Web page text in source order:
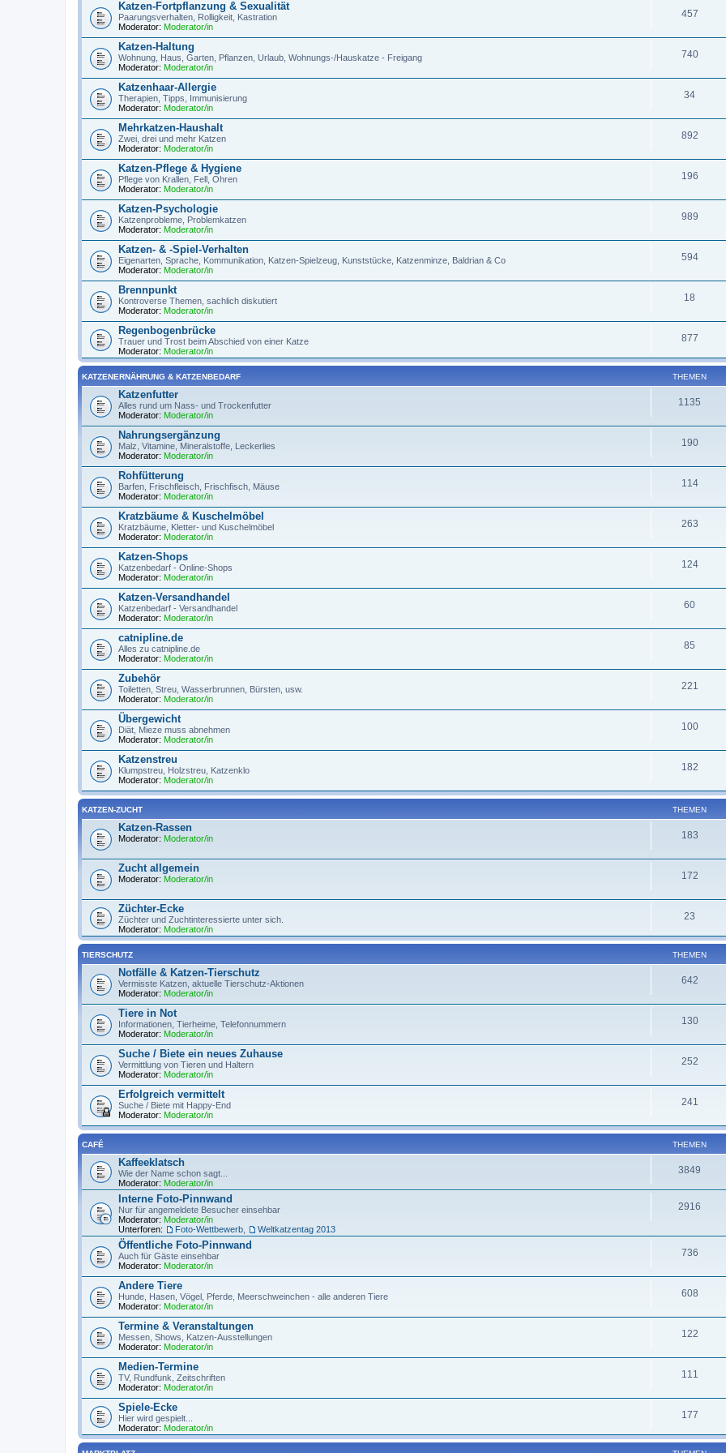
Katzen-Fortpflanzung & Sexualität
Paarungsverhalten, Rolligkeit, Kastration
Moderator: Moderator/in
457
Katzen-Haltung
Wohnung, Haus, Garten, Pflanzen, Urlaub, Wohnungs-/Hauskatze - Freigang
Moderator: Moderator/in
740
Katzenhaar-Allergie
Therapien, Tipps, Immunisierung
Moderator: Moderator/in
34
Mehrkatzen-Haushalt
Zwei, drei und mehr Katzen
Moderator: Moderator/in
892
Katzen-Pflege & Hygiene
Pflege von Krallen, Fell, Ohren
Moderator: Moderator/in
196
Katzen-Psychologie
Katzenprobleme, Problemkatzen
Moderator: Moderator/in
989
Katzen- & -Spiel-Verhalten
Eigenarten, Sprache, Kommunikation, Katzen-Spielzeug, Kunststücke, Katzenminze, Baldrian & Co
Moderator: Moderator/in
594
Brennpunkt
Kontroverse Themen, sachlich diskutiert
Moderator: Moderator/in
18
Regenbogenbrücke
Trauer und Trost beim Abschied von einer Katze
Moderator: Moderator/in
877
KATZENERNÄHRUNG & KATZENBEDARF THEMEN
Katzenfutter
Alles rund um Nass- und Trockenfutter
Moderator: Moderator/in
1135
Nahrungsergänzung
Malz, Vitamine, Mineralstoffe, Leckerlies
Moderator: Moderator/in
190
Rohfütterung
Barfen, Frischfleisch, Frischfisch, Mäuse
Moderator: Moderator/in
114
Kratzbäume & Kuschelmöbel
Kratzbäume, Kletter- und Kuschelmöbel
Moderator: Moderator/in
263
Katzen-Shops
Katzenbedarf - Online-Shops
Moderator: Moderator/in
124
Katzen-Versandhandel
Katzenbedarf - Versandhandel
Moderator: Moderator/in
60
catnipline.de
Alles zu catnipline.de
Moderator: Moderator/in
85
Zubehör
Toiletten, Streu, Wasserbrunnen, Bürsten, usw.
Moderator: Moderator/in
221
Übergewicht
Diät, Mieze muss abnehmen
Moderator: Moderator/in
100
Katzenstreu
Klumpstreu, Holzstreu, Katzenklo
Moderator: Moderator/in
182
KATZEN-ZUCHT THEMEN
Katzen-Rassen
Moderator: Moderator/in 183
Zucht allgemein
Moderator: Moderator/in 172
Züchter-Ecke
Züchter und Zuchtinteressierte unter sich.
Moderator: Moderator/in
23
TIERSCHUTZ THEMEN
Notfälle & Katzen-Tierschutz
Vermisste Katzen, aktuelle Tierschutz-Aktionen
Moderator: Moderator/in
642
Tiere in Not
Informationen, Tierheime, Telefonnummern
Moderator: Moderator/in
130
Suche / Biete ein neues Zuhause
Vermittlung von Tieren und Haltern
Moderator: Moderator/in
252
Erfolgreich vermittelt
Suche / Biete mit Happy-End
Moderator: Moderator/in
241
CAFÉ THEMEN
Kaffeeklatsch
Wie der Name schon sagt...
Moderator: Moderator/in
3849
Interne Foto-Pinnwand
Nur für angemeldete Besucher einsehbar
Moderator: Moderator/in
Unterforen:
Foto-Wettbewerb Weltkatzentag 2013
2916
Öffentliche Foto-Pinnwand
Auch für Gäste einsehbar
Moderator: Moderator/in
736
Andere Tiere
Hunde, Hasen, Vögel, Pferde, Meerschweinchen - alle anderen Tiere
Moderator: Moderator/in
608
Termine & Veranstaltungen
Messen, Shows, Katzen-Ausstellungen
Moderator: Moderator/in
122
Medien-Termine
TV, Rundfunk, Zeitschriften
Moderator: Moderator/in
111
Spiele-Ecke
Hier wird gespielt...
Moderator: Moderator/in
177